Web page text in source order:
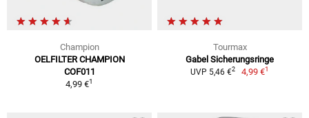
Champion
OELFILTER CHAMPION
COF011
4,99 €1
Tourmax
Gabel Sicherungsringe
UVP 5,46 €2 4,99 €1